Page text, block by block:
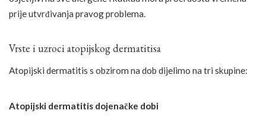
prije utvrđivanja pravog problema.
Vrste i uzroci atopijskog dermatitisa
Atopijski dermatitis s obzirom na dob dijelimo na tri skupine:
Atopijski dermatitis dojenačke dobi